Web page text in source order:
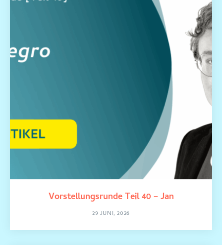
Vorstellungsrunde Teil 40 – Jan
29 JUNI, 2026